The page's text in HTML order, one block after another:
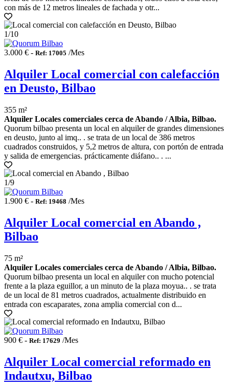
con más de 12 metros lineales de fachada y otr...
1/10
3.000 € - Ref: 17005 /Mes
Alquiler Local comercial con calefacción
en Deusto, Bilbao
355 m²
Alquiler Locales comerciales cerca de Abando / Albia, Bilbao.
Quorum bilbao presenta un local en alquiler de grandes dimensiones
en deusto, junto al imq.. . se trata de un local de 386 metros
cuadrados construidos, y 5,2 metros de altura, con portón de entrada
y salida de emergencias. prácticamente diáfano.. . ...
1/9
1.900 € - Ref: 19468 /Mes
Alquiler Local comercial en Abando ,
Bilbao
75 m²
Alquiler Locales comerciales cerca de Abando / Albia, Bilbao.
Quorum bilbao presenta un local en alquiler con mucho potencial
frente a la plaza eguillor, a un minuto de la plaza moyua.. . se trata
de un local de 81 metros cuadrados, actualmente distribuido en
entrada con escaparates, zona amplia comercial con d...
900 € - Ref: 17629 /Mes
Alquiler Local comercial reformado en
Indautxu, Bilbao